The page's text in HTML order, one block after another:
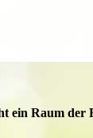
ein Raum der